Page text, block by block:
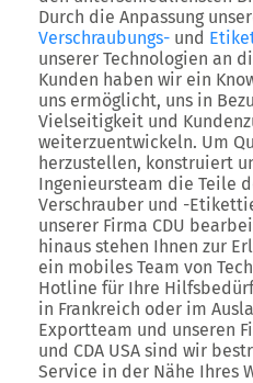
Durch die Anpassung
Verschraubungs- und
unserer Technologien an
Kunden haben wir ein
uns ermöglicht, uns in
Vielseitigkeit und
weiterzuentwickeln. Um
herzustellen, konstruiert
Ingenieursteam die Teile
Verschrauber und -
unserer Firma CDU
hinaus stehen Ihnen zur
ein mobiles Team von
Hotline für Ihre
in Frankreich oder im
Exportteam und unseren
und CDA USA sind wir
Service in der Nähe Ihres